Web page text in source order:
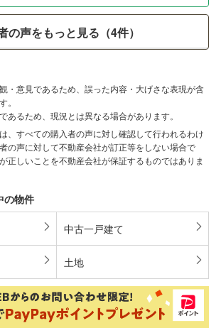
の声をもっと見る（4件）
・意見であるため、誤った内容・大げさな表現が含
。
あるため、現況とは異なる場合があります。
、すべての購入者の声に対し確認して行われるわけ
の声に対して不動産会社が訂正等をしない場合で
正しいことを不動産会社が保証するものではありま
の物件
中古一戸建て
土地